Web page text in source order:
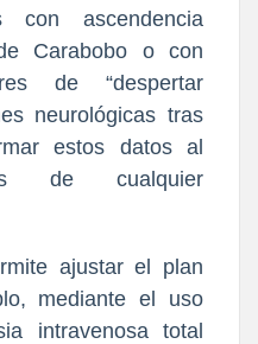
con ascendencia
Carabobo o con
de “despertar
neurológicas tras
estos datos al
de cualquier
ajustar el plan
mediante el uso
intravenosa total